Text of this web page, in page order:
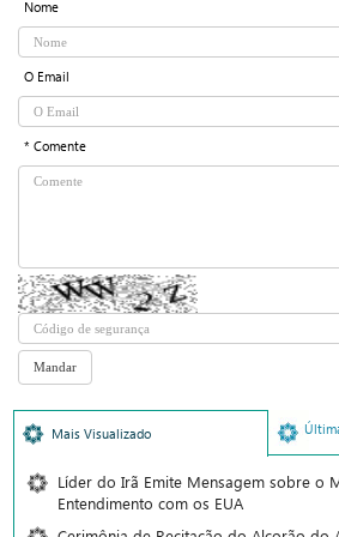
Nome
O Email
* Comente
Mais Visualizado
Líder do Irã Emite Mensagem sobre o
Entendimento com os EUA